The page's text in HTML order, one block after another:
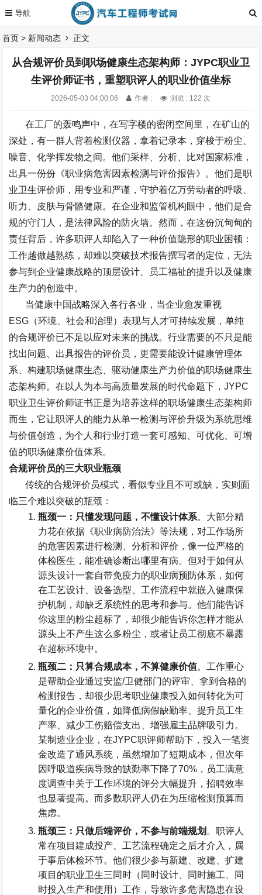
首页 > 新闻动态 正文
从合规评价员到职场健康生态架构师：JYPC职业卫
生评价师证书，重塑职评人的职业价值坐标
2026-05-03 04:00:06 作者 : 浏览 : 122 次
在工厂的轰鸣声中，在写字楼的密闭空间里，在矿山的
深处，有一群人背着检测仪器，拿着记录本，穿梭于粉尘、
噪音、化学挥发物之间。他们采样、分析、比对国家标准，
出具一份份《职业病危害因素检测与评价报告》。他们是职
业卫生评价师，用专业和严谨，守护着亿万劳动者的呼吸、
听力、皮肤与骨骼健康。在企业和监管机构眼中，他们是合
规的守门人，是法律风险的防火墙。然而，在这份沉甸甸的
责任背后，许多职评人却陷入了一种价值隐形的职业困顿：
工作越做越熟练，却难以突破技术报告撰写者的定位，无法
参与到企业健康战略的顶层设计、员工福祉的提升以及健康
生产力的创造中。
当健康中国战略深入各行各业，当企业愈发重视
ESG （环境、社会和治理）表现与人才可持续发展，单纯
的合规评价已不足以应对未来的挑战。行业需要的不只是能
找出问题、出具报告的评价员，更需要能设计健康管理体
系、构建职场健康生态、驱动健康生产力价值的职场健康生
态架构师。在以人为本与高质量发展的时代命题下，JYPC
职业卫生评价师证书正是为培养这样的职场健康生态架构师
而生，它让职评人的能力从单一检测与评价升级为系统思维
与价值创造，为个人和行业打造一套可感知、可优化、可增
值的职场健康价值体系。
合规评价员的三大职业瓶颈
传统的合规评价员模式，看似专业且不可或缺，实则面
临三个难以突破的瓶颈：
瓶颈一：只懂发现问题，不懂设计体系。大部分精
力花在依据《职业病防治法》等法规，对工作场所
的危害因素进行检测、分析和评价，像一位严格的
体检医生，能准确诊断出哪里有病。但对于如何从
源头设计一套自带免疫力的职业病预防体系，如何
在工艺设计、设备选型、工作流程中就嵌入健康保
护机制，却缺乏系统性的思考和参与。他们能告诉
你这里的粉尘超标了，却很少能告诉你怎样才能从
源头上不产生这么多粉尘，或者让员工彻底不暴露
在超标环境中。
瓶颈二：只算合规成本，不算健康价值。工作重心
是帮助企业通过安监/卫健部门的评审、拿到合格的
检测报告，却很少思考职业健康投入如何转化为可
量化的企业价值，如降低病假缺勤率、提升员工生
产率、减少工伤赔偿支出、增强雇主品牌吸引力。
某制造业企业，在JYPC职评师帮助下，投入一笔资
金改造了通风系统，虽然增加了短期成本，但次年
因呼吸道疾病导致的缺勤率下降了70% ，员工满意
度调查中关于工作环境的评分大幅提升，招聘效率
也显著提高。而多数职评人仍在为压缩检测预算而
焦虑。
瓶颈三：只做后端评价，不参与前端规划 。职评人
常在项目建成投产、工艺流程确定之后才介入，属
于事后体检环节。他们很少参与新建、改建、扩建
项目的职业卫生三同时（同时设计、同时施工、同
时投入生产和使用）工作，导致许多危害隐患在设